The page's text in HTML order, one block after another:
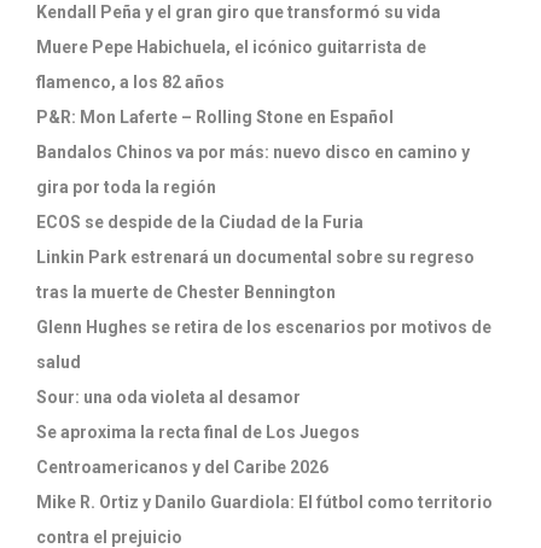
Kendall Peña y el gran giro que transformó su vida
Muere Pepe Habichuela, el icónico guitarrista de
flamenco, a los 82 años
P&R: Mon Laferte – Rolling Stone en Español
Bandalos Chinos va por más: nuevo disco en camino y
gira por toda la región
ECOS se despide de la Ciudad de la Furia
Linkin Park estrenará un documental sobre su regreso
tras la muerte de Chester Bennington
Glenn Hughes se retira de los escenarios por motivos de
salud
Sour: una oda violeta al desamor
Se aproxima la recta final de Los Juegos
Centroamericanos y del Caribe 2026
Mike R. Ortiz y Danilo Guardiola: El fútbol como territorio
contra el prejuicio